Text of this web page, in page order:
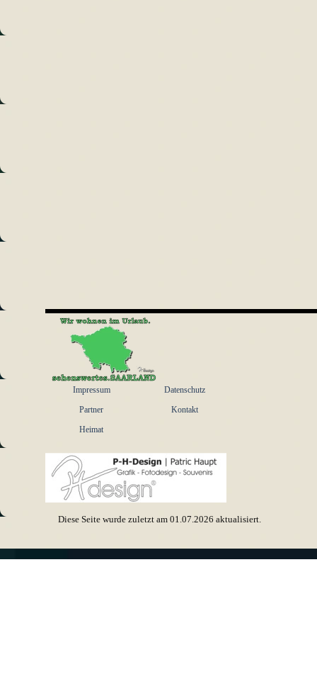
Menü überspringen
Impressum
Datenschutz
Partner
Kontakt
Heimat
Diese Seite wurde zuletzt am 01.07.2026 aktualisiert.